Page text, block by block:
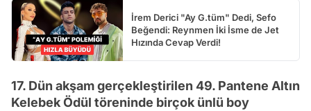
İrem Derici "Ay G.tüm" Dedi, Sefo
Beğendi: Reynmen İki İsme de Jet
Hızında Cevap Verdi!
17. Dün akşam gerçekleştirilen 49. Pantene Altın
Kelebek Ödül töreninde birçok ünlü boy